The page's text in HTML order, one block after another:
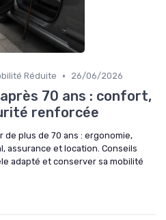
Réduite • 26/06/2026
70 ans : confort,
renforcée
plus de 70 ans : ergonomie,
assurance et location. Conseils
adapté et conserver sa mobilité